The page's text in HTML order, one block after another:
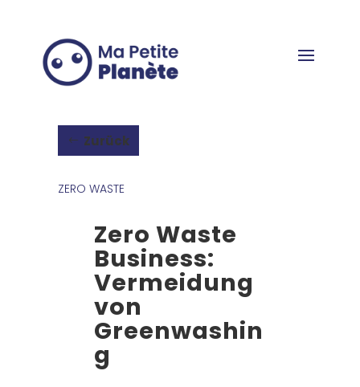
Zurück
ZERO WASTE
Zero Waste
Business:
Vermeidung
von
Greenwashin
g